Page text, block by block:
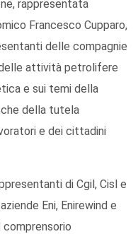
rappresentata
Francesco Cupparo,
delle compagnie
attività petrolifere
e sui temi della
della tutela
e dei cittadini
di Cgil, Cisl e
Eni, Enirewind e
comprensorio